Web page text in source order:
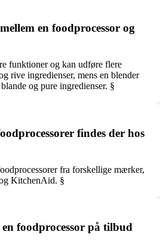
en foodprocessor og
funktioner og kan udføre flere
rive ingredienser, mens en blender
og pure ingredienser. §
findes der hos
fra forskellige mærker,
KitchenAid. §
foodprocessor på tilbud